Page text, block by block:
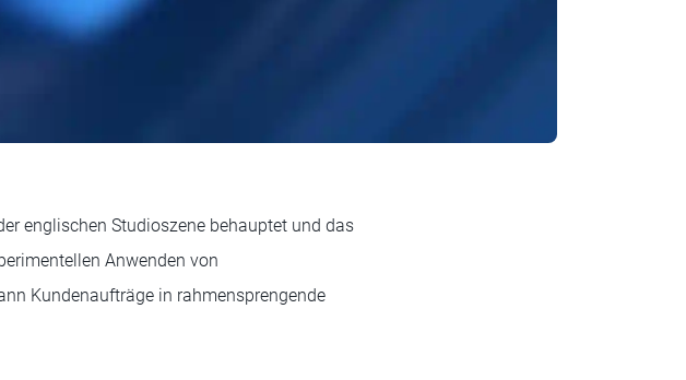
englischen Studioszene behauptet und das
Anwenden von
Kundenaufträge in rahmensprengende